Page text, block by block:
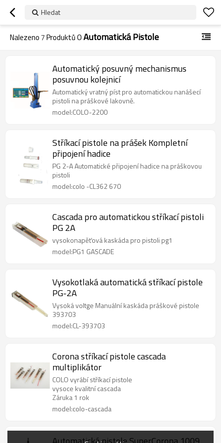
Hledat
Nalezeno7Produktů OAutomatická Pistole
Automatický posuvný mechanismus
posuvnou kolejnicí
Automatický vratný píst pro automatickou nanášecí
pistoli na práškové lakovně.
model:COLO-2200
Stříkací pistole na prášek Kompletní
připojení hadice
PG 2-A Automatické připojení hadice na práškovou
pistoli
model:colo -CL362 670
Cascada pro automatickou stříkací pistoli
PG 2A
vysokonapěťová kaskáda pro pistoli pg1
model:PG1 GASCADE
Vysokotlaká automatická stříkací pistole
PG-2A
Vysoká voltge Manuální kaskáda práškové pistole
393703
model:CL-393703
Corona stříkací pistole cascada
multiplikátor
COLO vyrábí stříkací pistole
vysoce kvalitní cascada
Záruka 1 rok
model:colo-cascada